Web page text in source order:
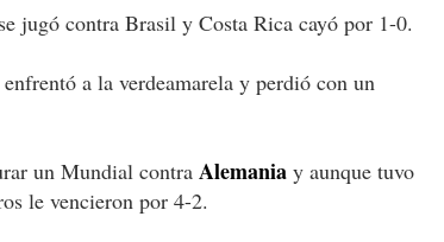
jugó contra Brasil y Costa Rica cayó por 1-0.
a la verdeamarela y perdió con un
un Mundial contra Alemania y aunque tuvo
le vencieron por 4-2.